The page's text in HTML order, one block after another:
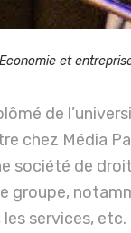
Economie et
de
chez Média
de
groupe,
services,